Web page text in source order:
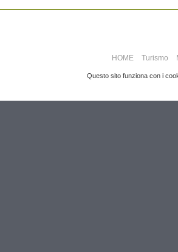
HOME Turismo
Questo sito funziona con i